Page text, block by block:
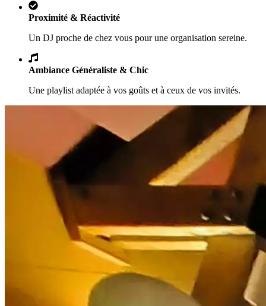
Proximité & Réactivité
Un DJ proche de chez vous pour une organisation sereine.
Ambiance Généraliste & Chic
Une playlist adaptée à vos goûts et à ceux de vos invités.